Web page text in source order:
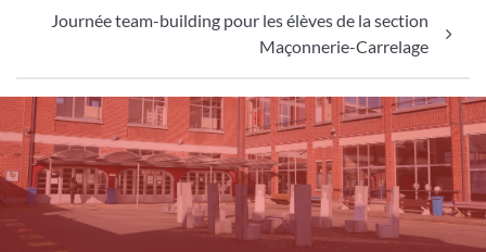
Journée team-building pour les élèves de la section
Maçonnerie-Carrelage